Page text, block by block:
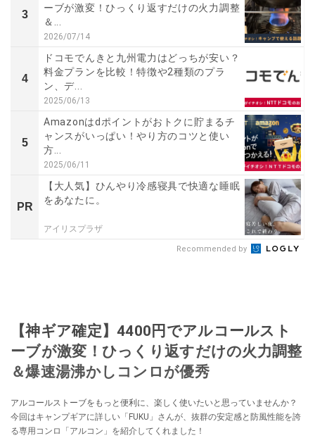
3
ーブが激変！ひっくり返すだけの火力調整
＆...
2026/07/14
4
ドコモでんきと九州電力はどっちが安い？
料金プランを比較！特徴や2種類のプラ
ン、デ...
2025/06/13
5
Amazonはdポイントがおトクに貯まるチ
ャンスがいっぱい！やり方のコツと使い
方...
2025/06/11
PR
【大人気】ひんやり冷感寝具で快適な睡眠
をあなたに。
アイリスプラザ
Recommended by
【神ギア確定】4400円でアルコールスト
ーブが激変！ひっくり返すだけの火力調整
＆爆速湯沸かしコンロが優秀
アルコールストーブをもっと便利に、楽しく使いたいと思っていませんか？
今回はキャンプギアに詳しい「FUKU」さんが、抜群の安定感と防風性能を誇
る専用コンロ「アルコン」を紹介してくれました！